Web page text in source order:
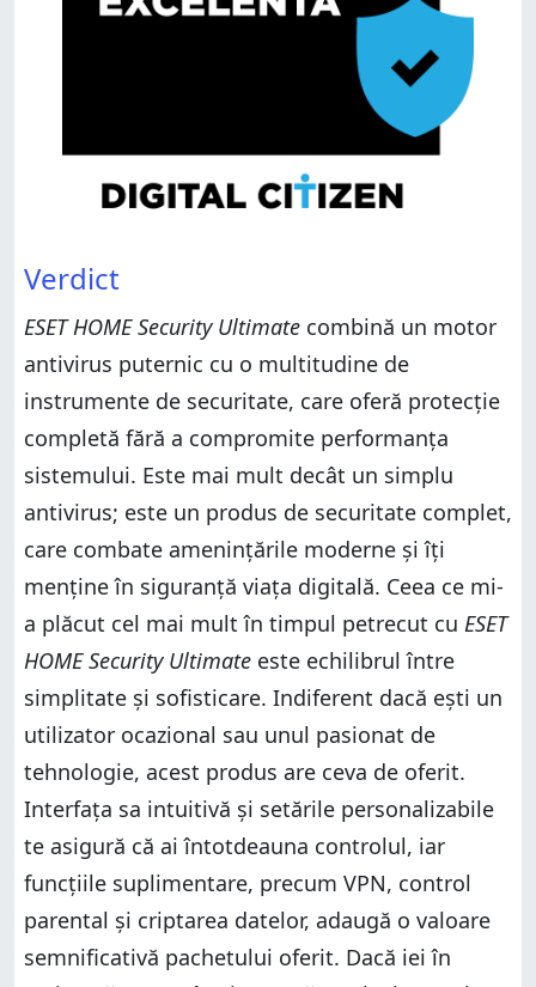
Verdict
ESET HOME Security Ultimate combină un motor
antivirus puternic cu o multitudine de
instrumente de securitate, care oferă protecție
completă fără a compromite performanța
sistemului. Este mai mult decât un simplu
antivirus; este un produs de securitate complet,
care combate amenințările moderne și îți
menține în siguranță viața digitală. Ceea ce mi-
a plăcut cel mai mult în timpul petrecut cu ESET
HOME Security Ultimate este echilibrul între
simplitate și sofisticare. Indiferent dacă ești un
utilizator ocazional sau unul pasionat de
tehnologie, acest produs are ceva de oferit.
Interfața sa intuitivă și setările personalizabile
te asigură că ai întotdeauna controlul, iar
funcțiile suplimentare, precum VPN, control
parental și criptarea datelor, adaugă o valoare
semnificativă pachetului oferit. Dacă iei în